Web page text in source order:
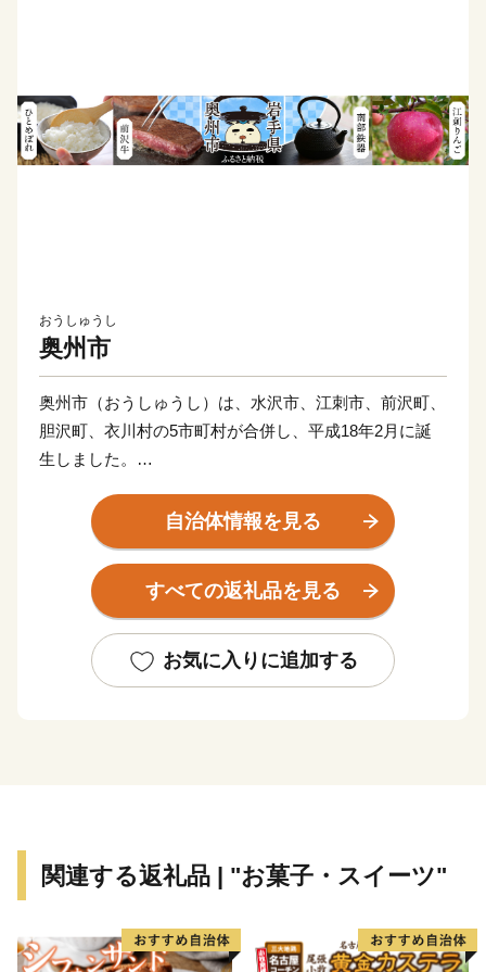
おうしゅうし
奥州市
奥州市（おうしゅうし）は、水沢市、江刺市、前沢町、
胆沢町、衣川村の5市町村が合併し、平成18年2月に誕
生しました。
市の中央を北上川が流れており、北上川西側には胆沢川
によって開かれた胆沢扇状地が広がり、水と緑に囲まれ
た散居のたたずまいが広がっています。北上川東側に
は、北上山地につながる田園地帯が広がり、東端部に
緑のあふれる豊かな自然に恵まれています。
さらに、日本最大級の茅葺屋根建築として有名な「正法
鳥舘遺跡」、「長者ヶ原廃寺跡」の2資産をはじめ、文
化・歴史・自然・温泉等の多くの特徴的な観光資源が広
自治体情報を見る
すべての返礼品を見る
お気に入りに追加する
関連する返礼品 | "お菓子・スイーツ"